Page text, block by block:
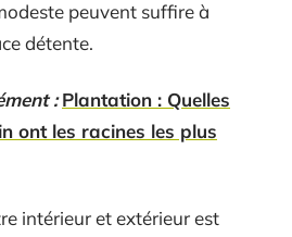
peuvent suffire à
détente.
: Plantation : Quelles
ont les racines les plus
intérieur et extérieur est